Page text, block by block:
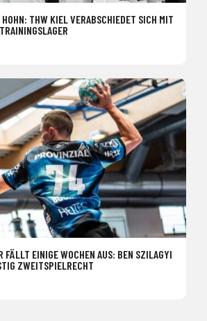
THW KIEL VERABSCHIEDET SICH MIT
FÄLLT EINIGE WOCHEN AUS: BEN SZILAGYI
ZWEITSPIELRECHT